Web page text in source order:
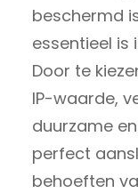
beschermd
essentieel is
Door te
IP-waarde,
duurzame
perfect
behoeften